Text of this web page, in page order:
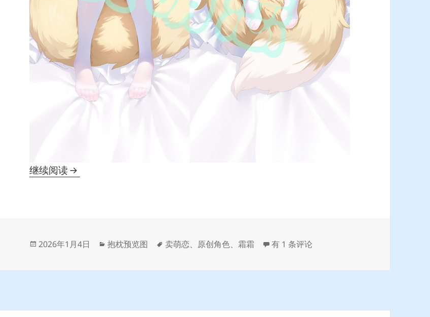
继续阅读【抱枕】原创 霜霜
发
于
2026年1月4日
分
抱枕预览图
标
卖萌恋、 原创角色、霜霜 【抱枕】原创 霜霜
有 1 条评论